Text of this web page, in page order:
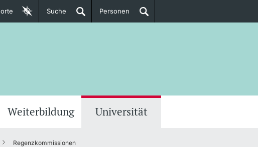
Suche Personen
Weiterbildung Universität
Regenzkommissionen